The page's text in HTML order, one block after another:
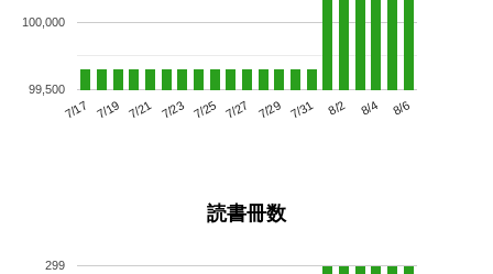
7/17 7/19 7/21 7/23 7/25 7/27 7/29 7/31 8/2 8/4 8/6
99,500
100,000
読書冊数
299